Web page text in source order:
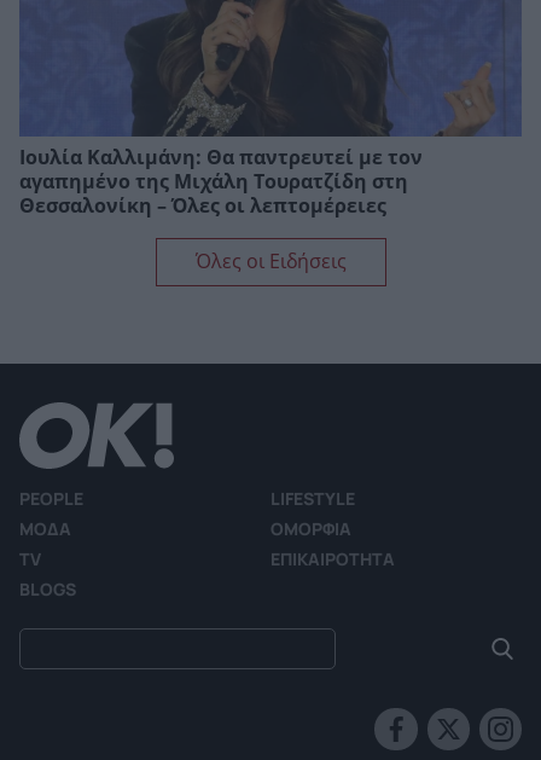
Ιουλία Καλλιμάνη: Θα παντρευτεί με τον
αγαπημένο της Μιχάλη Τουρατζίδη στη
Θεσσαλονίκη – Όλες οι λεπτομέρειες
Όλες οι Ειδήσεις
PEOPLE
LIFESTYLE
ΜΟΔΑ
ΟΜΟΡΦΙΑ
TV
ΕΠΙΚΑΙΡΟΤΗΤΑ
BLOGS